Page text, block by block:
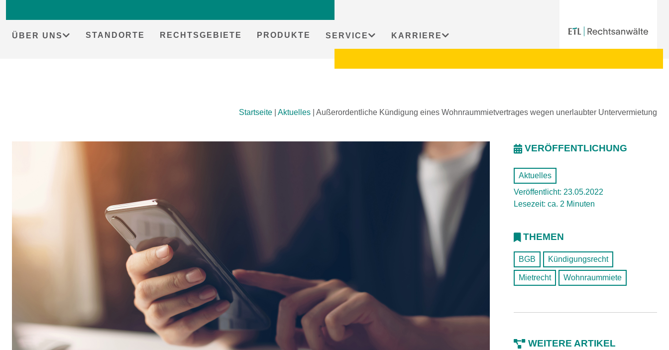
ÜBER UNS STANDORTE RECHTSGEBIETE PRODUKTE SERVICE KARRIERE
Startseite Aktuelles Außerordentliche Kündigung eines Wohnraummietvertrages wegen unerlaubter Untervermietung
VERÖFFENTLICHUNG
Aktuelles
Veröffentlicht: 23.05.2022
Lesezeit: ca. 2 Minuten
THEMEN
BGB Kündigungsrecht
Mietrecht Wohnraummiete
WEITERE ARTIKEL